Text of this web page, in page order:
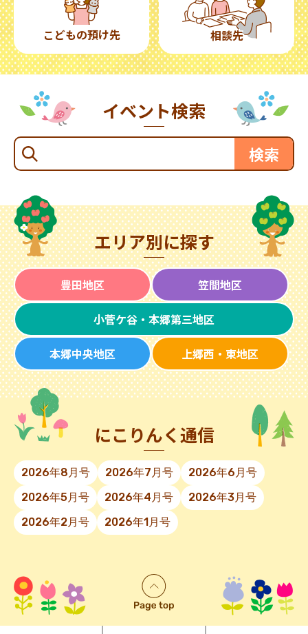
こどもの預け先 相談先
イベント検索
エリア別に探す
豊田地区 笠間地区
小菅ケ谷・本郷第三地区
本郷中央地区 上郷西・東地区
にこりんく通信
2026年8月号 2026年7月号
2026年6月号
2026年5月号
2026年4月号
2026年3月号
2026年2月号
2026年1月号